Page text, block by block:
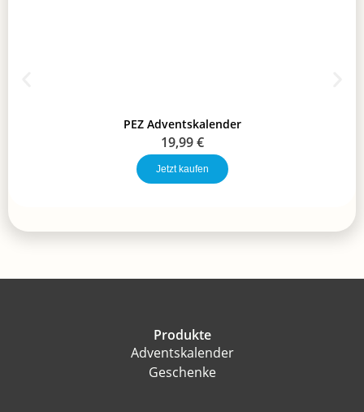
PEZ Adventskalender
19,99€
Jetzt kaufen
Produkte
Adventskalender
Geschenke